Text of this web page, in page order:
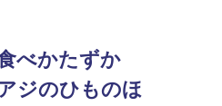
べかたずか
ジのひものほ